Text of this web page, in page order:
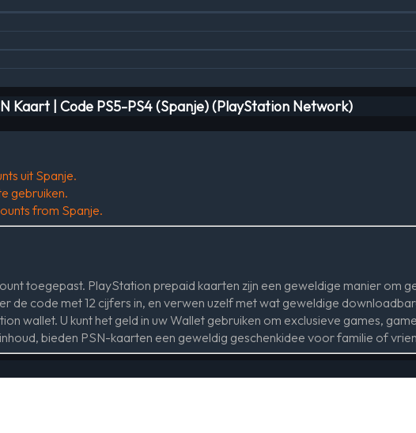
Kaart | Code PS5-PS4 (Spanje) (PlayStation Network)
uit Spanje.
gebruiken.
from Spanje.
toegepast. PlayStation prepaid kaarten zijn een geweldige manier om
de code met 12 cijfers in, en verwen uzelf met wat geweldige
wallet. U kunt het geld in uw Wallet gebruiken om exclusieve games,
bieden PSN-kaarten een geweldig geschenkidee voor familie of